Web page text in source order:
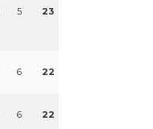
5 23
6 22
6 22